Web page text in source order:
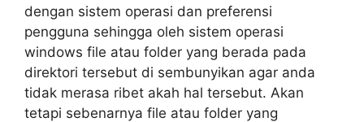
dengan sistem operasi dan preferensi
pengguna sehingga oleh sistem operasi
windows file atau folder yang berada pada
direktori tersebut di sembunyikan agar anda
tidak merasa ribet akah hal tersebut. Akan
tetapi sebenarnya file atau folder yang